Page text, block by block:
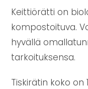
Keittiörätti on
kompostoituva.
hyvällä
tarkoituksensa.
Tiskirätin koko on